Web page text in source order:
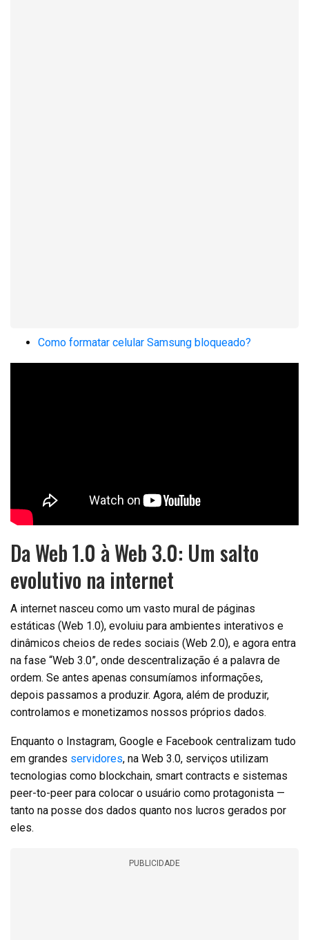
Como formatar celular Samsung bloqueado?
Da Web 1.0 à Web 3.0: Um salto
evolutivo na internet
A internet nasceu como um vasto mural de páginas
estáticas (Web 1.0), evoluiu para ambientes interativos e
dinâmicos cheios de redes sociais (Web 2.0), e agora entra
na fase “Web 3.0”, onde descentralização é a palavra de
ordem. Se antes apenas consumíamos informações,
depois passamos a produzir. Agora, além de produzir,
controlamos e monetizamos nossos próprios dados.
Enquanto o Instagram, Google e Facebook centralizam tudo
em grandes servidores, na Web 3.0, serviços utilizam
tecnologias como blockchain, smart contracts e sistemas
peer-to-peer para colocar o usuário como protagonista —
tanto na posse dos dados quanto nos lucros gerados por
eles.
PUBLICIDADE